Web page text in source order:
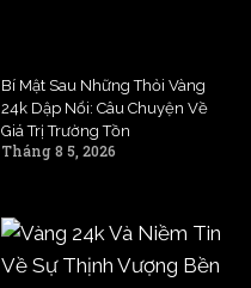
Bí Mật Sau Những Thỏi Vàng
24k Dập Nổi: Câu Chuyện Về
Giá Trị Trường Tồn
Tháng 8 5, 2026